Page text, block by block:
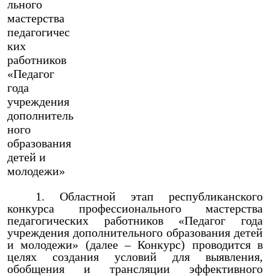
льного
мастерства
педагогичес
ких
работников
«Педагог
года
учреждения
дополнитель
ного
образования
детей и
молодежи»
Областной этап республиканского
конкурса профессионального мастерства
педагогических работников «Педагог года
учреждения дополнительного образования детей
и молодежи» (далее – Конкурс) проводится в
целях создания условий для выявления,
обобщения и трансляции эффективного